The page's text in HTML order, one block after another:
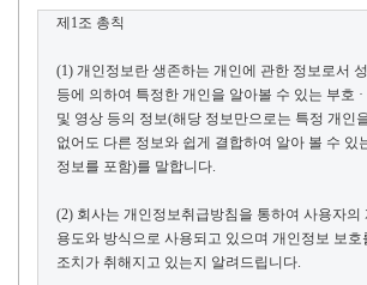
제 1조 총칙
(1) 개인정보란 생존하는 개인에 관한 정보로서
등에 의하여 특정한 개인을 알아볼 수 있는 부호 ·
및 영상 등의 정보(해당 정보만으로는 특정 개인
없어도 다른 정보와 쉽게 결합하여 알아 볼 수 있
정보를 포함)를 말합니다.
(2) 회사는 개인정보취급방침을 통하여 사용자의
용도와 방식으로 사용되고 있으며 개인정보 보호
조치가 취해지고 있는지 알려드립니다.